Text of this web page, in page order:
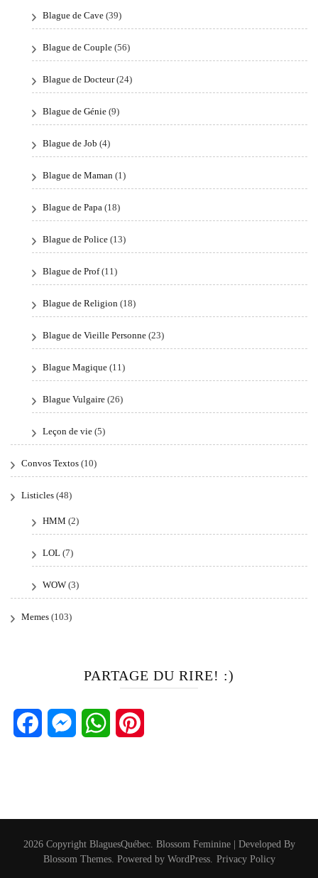
Blague de Cave (39)
Blague de Couple (56)
Blague de Docteur(24)
Blague de Génie (9)
Blague de Job (4)
Blague de Maman (1)
Blague de Papa (18)
Blague de Police (13)
Blague de Prof(11)
Blague de Religion (18)
Blague de Vieille Personne (23)
Blague Magique (11)
Blague Vulgaire (26)
Leçon de vie (5)
Convos Textos (10)
Listicles (48)
HMM (2)
LOL (7)
WOW (3)
Memes (103)
PARTAGE DU RIRE! :)
FacebookMessengerWhatsApp
2026 Copyright BlaguesQuébec. Blossom Feminine | Developed By
Blossom Themes. Powered by WordPress. Privacy Policy